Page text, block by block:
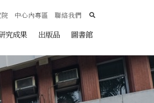
究成果 出版品 圖書館
中心內專區 聯絡我們 search